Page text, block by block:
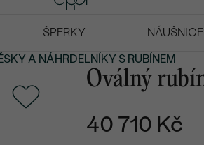
ŠPERKY NÁUŠNICE
A NÁHRDELNÍKY S RUBÍNEM
Oválný
40 710 Kč